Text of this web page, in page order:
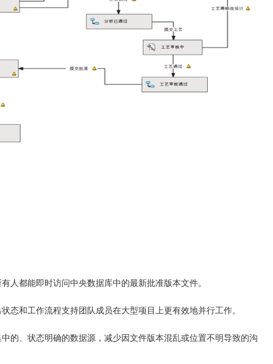
人都能即时访问中央数据库中的最新批准版本文件。
态和工作流程支持团队成员在大型项目上更有效地并行工作。
的、状态明确的数据源，减少因文件版本混乱或位置不明导致的沟